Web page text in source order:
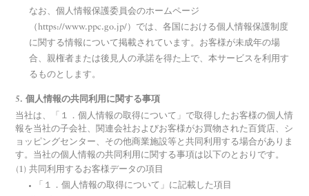
なお、個人情報保護委員会のホームページ
（https://www.ppc.go.jp/）では、各国における個人情報保護制度
に関する情報について掲載されています。お客様が未成年の場
合、親権者または後見人の承諾を得た上で、本サービスを利用す
るものとします。
5. 個人情報の共同利用に関する事項
当社は、「１．個人情報の取得について」で取得したお客様の個人情
報を当社の子会社、関連会社およびお客様がお買物された百貨店、シ
ョッピングセンター、その他商業施設等と共同利用する場合がありま
す。当社の個人情報の共同利用に関する事項は以下のとおりです。
共同利用するお客様データの項目
「１．個人情報の取得について」に記載した項目